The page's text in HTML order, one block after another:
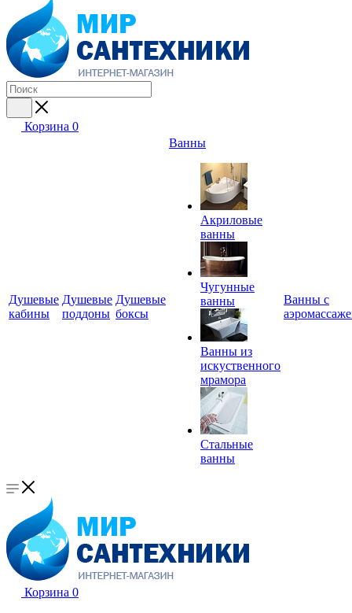
Корзина 0
Душевые
кабины
Душевые
поддоны
Душевые
боксы
Ванны
Акриловые
ванны
Чугунные
ванны
Ванны из
искуственного
мрамора
Стальные
ванны
Ванны с
Корзина 0